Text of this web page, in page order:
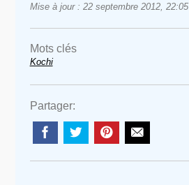
Mise à jour : 22 septembre 2012, 22:05
Mots clés
Kochi
Partager: